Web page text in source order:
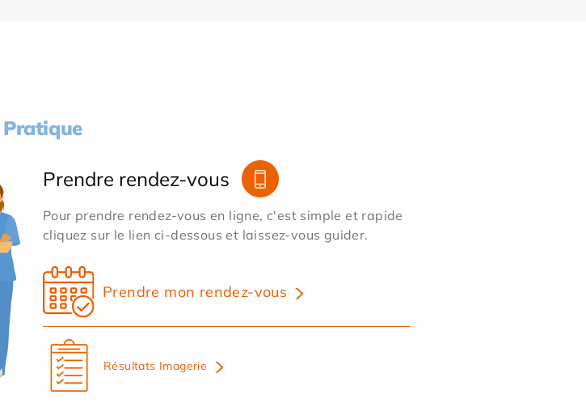
Pratique
Prendre rendez-vous
Pour prendre rendez-vous en ligne, c'est simple et rapide
cliquez sur le lien ci-dessous et laissez-vous guider.
Prendre mon rendez-vous
Résultats Imagerie